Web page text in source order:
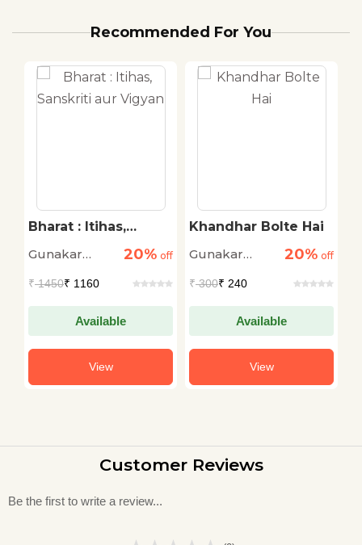
Recommended For You
Bharat : Itihas,
Gunakar
20% off
₹1450₹ 1160
Available
View
Khandhar Bolte Hai
Gunakar
20% off
₹300₹ 240
Available
View
Customer Reviews
Be the first to write a review...